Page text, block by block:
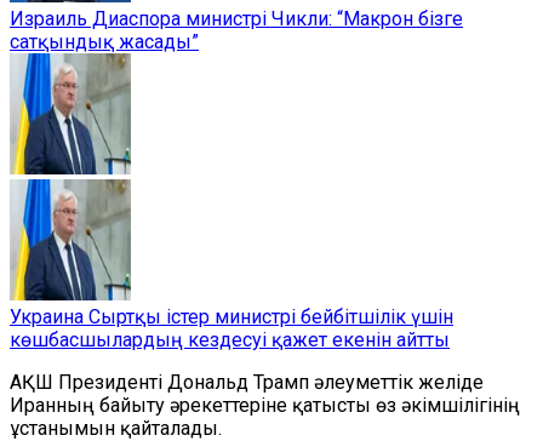
Израиль Диаспора министрі Чикли: “Макрон бізге
сатқындық жасады”
Украина Сыртқы істер министрі бейбітшілік үшін
көшбасшылардың кездесуі қажет екенін айтты
АҚШ Президенті Дональд Трамп әлеуметтік желіде
Иранның байыту әрекеттеріне қатысты өз әкімшілігінің
ұстанымын қайталады.